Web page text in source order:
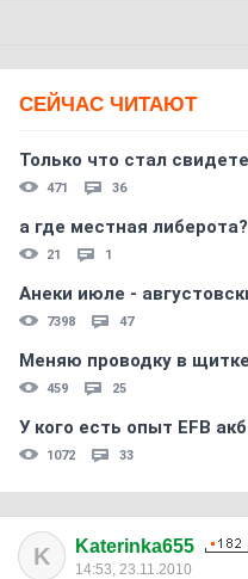
СЕЙЧАС ЧИТАЮТ
Только что стал
471 36
а где местная либерота?
21 1
Анеки июле -
7398 47
Меняю проводку в
459 25
У кого есть опыт EFB
1072 33
K Katerinka655
14:53, 23.11.2010